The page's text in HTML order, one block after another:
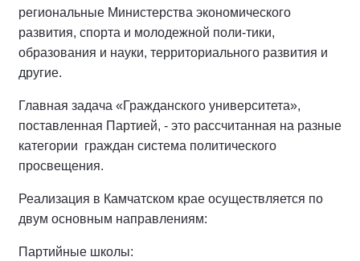
региональные Министерства экономического
развития, спорта и молодежной поли-тики,
образования и науки, территориального развития и
другие.
Главная задача «Гражданского университета»,
поставленная Партией, - это рассчитанная на разные
категории граждан система политического
просвещения.
Реализация в Камчатском крае осуществляется по
двум основным направлениям:
Партийные школы: